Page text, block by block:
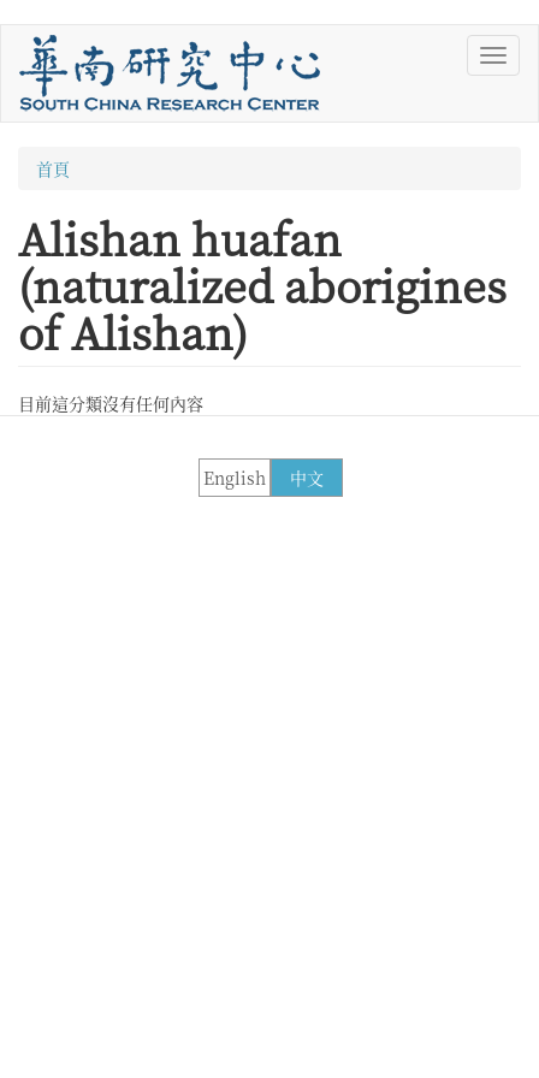
您
在
這
裡
首頁
Alishan huafan
(naturalized aborigines
of Alishan)
目前這分類沒有任何內容
中文
English